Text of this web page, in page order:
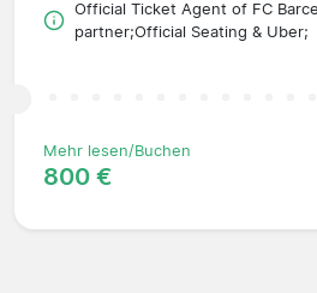
Official Ticket Agent of FC
partner;Official Seating & Uber;
Mehr lesen/Buchen
800 €